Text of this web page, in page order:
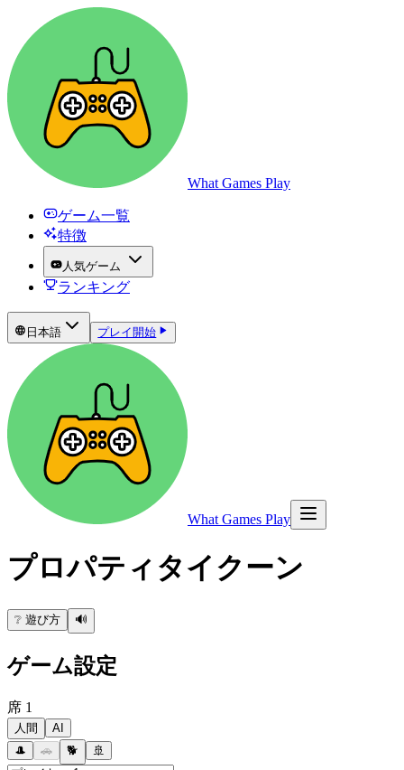
What Games Play
ゲーム一覧
特徴
人気ゲーム
ランキング
日本語 プレイ開始
What Games Play
プロパティタイクーン
❔ 遊び方 🔊
ゲーム設定
席 1
人間
AI
🎩
🚗 🐕 🚢